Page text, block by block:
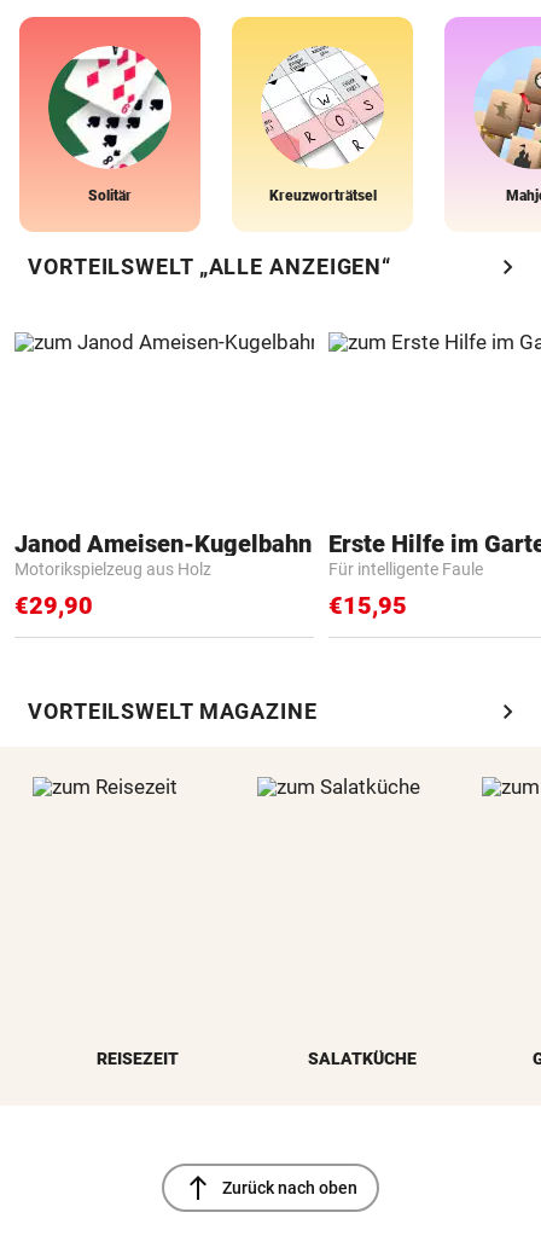
Solitär Kreuzworträtsel
VORTEILSWELT „ALLE ANZEIGEN“ chevron_right
Janod Ameisen-Kugelbahn
Motorikspielzeug aus Holz
€29,90
Erste Hilfe im
Für intelligente Faule
€15,95
VORTEILSWELT MAGAZINE chevron_right
REISEZEIT SALATKÜCHE
north Zurück nach oben